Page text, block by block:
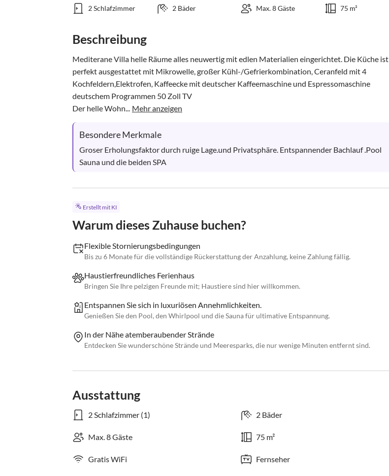
2 Schlafzimmer 2 Bäder Max. 8 Gäste 75 m²
Beschreibung
Mediterane Villa helle Räume alles neuwertig mit edlen Materialien eingerichtet. Die Küche ist
perfekt ausgestattet mit Mikrowelle, großer Kühl-/Gefrierkombination, Ceranfeld mit 4
Kochfeldern,Elektrofen, Kaffeecke mit deutscher Kaffeemaschine und Espressomaschine
deutschem Programmen 50 Zoll TV
Der helle Wohn... Mehr anzeigen
Besondere Merkmale
Groser Erholungsfaktor durch ruige Lage.und Privatsphäre. Entspannender Bachlauf .Pool
Sauna und die beiden SPA
Erstellt mit KI
Warum dieses Zuhause buchen?
Flexible Stornierungsbedingungen
Bis zu 6 Monate für die vollständige Rückerstattung der Anzahlung, keine Zahlung fällig.
Haustierfreundliches Ferienhaus
Bringen Sie Ihre pelzigen Freunde mit; Haustiere sind hier willkommen.
Entspannen Sie sich in luxuriösen Annehmlichkeiten.
Genießen Sie den Pool, den Whirlpool und die Sauna für ultimative Entspannung.
In der Nähe atemberaubender Strände
Entdecken Sie wunderschöne Strände und Meeresparks, die nur wenige Minuten entfernt sind.
Ausstattung
2 Schlafzimmer (1) 2 Bäder
Max. 8 Gäste 75 m²
Gratis WiFi Fernseher